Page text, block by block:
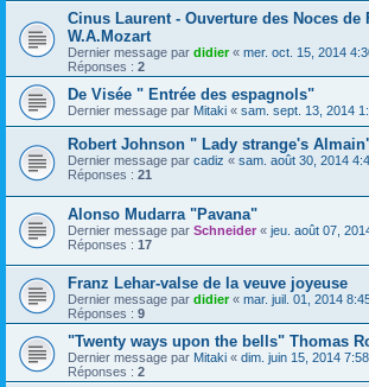
Cinus Laurent - Ouverture des Noces de
W.A.Mozart
Dernier message par didier« mer. oct. 15, 2014
Réponses : 2
De Visée " Entrée des espagnols"
Dernier message par Mitaki « sam. sept. 13, 2014
Robert Johnson " Lady strange's
Dernier message par cadiz « sam. août 30, 2014
Réponses : 21
Alonso Mudarra "Pavana"
Dernier message par Schneider « jeu. août 07,
Réponses : 17
Franz Lehar-valse de la veuve joyeuse
Dernier message par didier« mar. juil. 01, 2014
Réponses : 9
"Twenty ways upon the bells" Thomas
Dernier message par Mitaki « dim. juin 15, 2014
Réponses : 2